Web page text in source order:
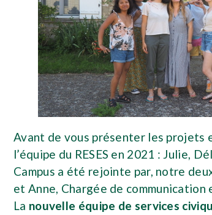
Avant de vous présenter les projets
l’équipe du RESES en 2021 : Julie,
Campus a été rejointe par, notre
et Anne, Chargée de communication
La nouvelle équipe de services